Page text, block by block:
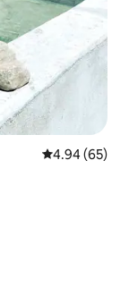
レビュー65
4.94 (65)